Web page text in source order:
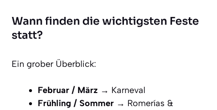
Wann finden die wichtigsten Feste
statt?
Ein grober Überblick:
Februar / März → Karneval
Frühling / Sommer → Romerías &